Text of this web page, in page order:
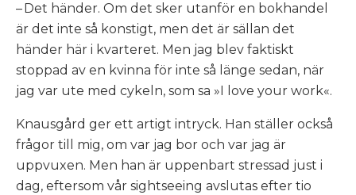
– Det händer. Om det sker utanför en bokhandel
är det inte så konstigt, men det är sällan det
händer här i kvarteret. Men jag blev faktiskt
stoppad av en kvinna för inte så länge sedan, när
jag var ute med cykeln, som sa »I love your work«.
Knausgård ger ett artigt intryck. Han ställer också
frågor till mig, om var jag bor och var jag är
uppvuxen. Men han är uppenbart stressad just i
dag, eftersom vår sightseeing avslutas efter tio